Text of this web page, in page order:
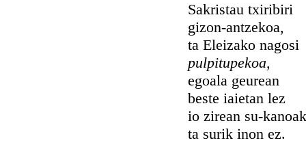
Sakristau txiribiri
gizon-antzekoa,
ta Eleizako nagosi
pulpitupekoa,
egoala geurean
beste iaietan lez
io zirean su-kanoak
ta surik inon ez.